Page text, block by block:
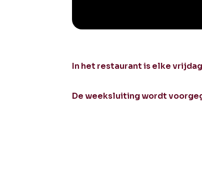
In het restaurant is elke
De weeksluiting wordt